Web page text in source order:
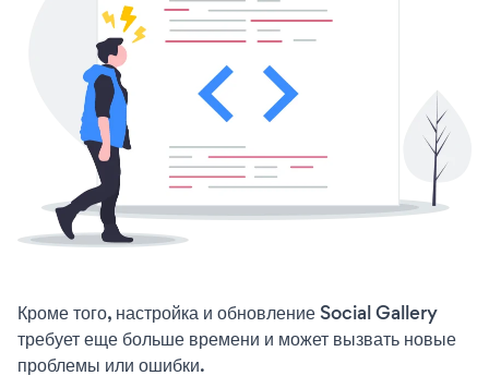
Кроме того, настройка и обновление Social Gallery
требует еще больше времени и может вызвать новые
проблемы или ошибки.